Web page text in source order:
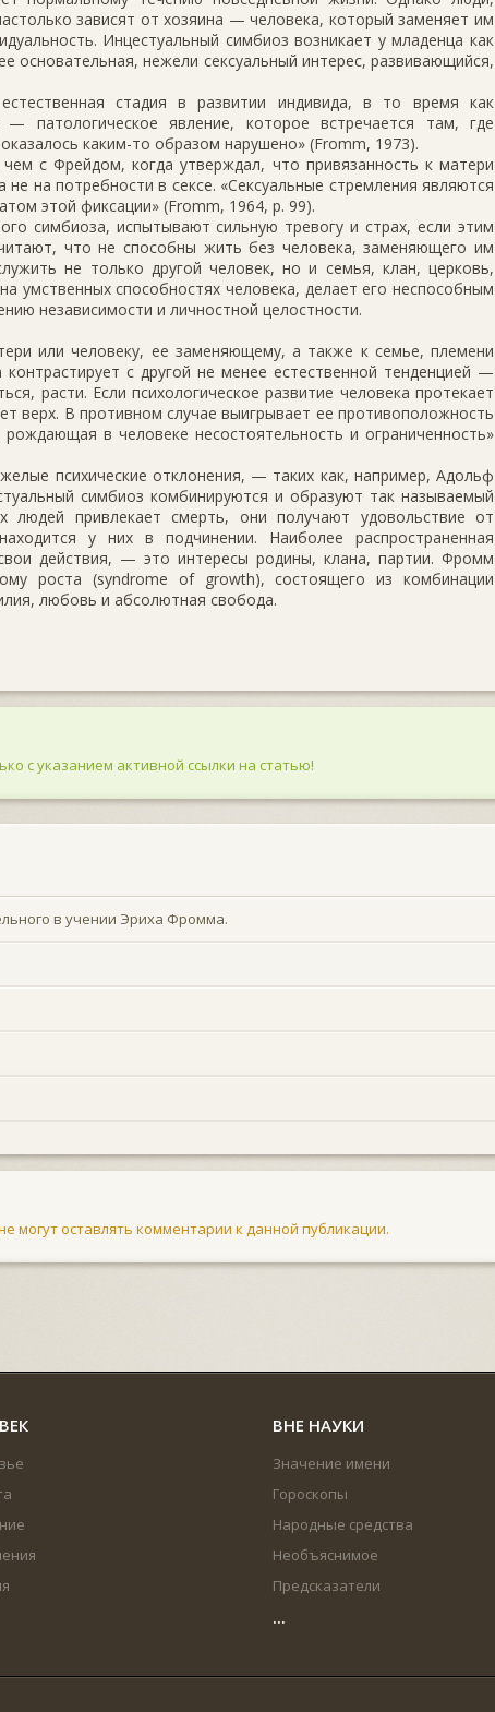
зависят от хозяина — человека, который заменяет им
Инцестуальный симбиоз возникает у младенца как
основательная, нежели сексуальный интерес, развивающийся,
стадия в развитии индивида, в то время как
— патологическое явление, которое встречается там, где
каким-то образом нарушено» (Fromm, 1973).
с Фрейдом, когда утверждал, что привязанность к матери
на потребности в сексе. «Сексуальные стремления являются
этой фиксации» (Fromm, 1964, р. 99).
симбиоза, испытывают сильную тревогу и страх, если этим
что не способны жить без человека, заменяющего им
не только другой человек, но и семья, клан, церковь,
умственных способностях человека, делает его неспособным
независимости и личностной целостности.
или человеку, ее заменяющему, а также к семье, племени
с другой не менее естественной тенденцией —
расти. Если психологическое развитие человека протекает
верх. В противном случае выигрывает ее противоположность
в человеке несостоятельность и ограниченность»
психические отклонения, — таких как, например, Адольф
симбиоз комбинируются и образуют так называемый
людей привлекает смерть, они получают удовольствие от
у них в подчинении. Наиболее распространенная
действия, — это интересы родины, клана, партии. Фромм
роста (syndrome of growth), состоящего из комбинации
любовь и абсолютная свобода.
с указанием активной ссылки на статью!
в учении Эриха Фромма.
могут оставлять комментарии к данной публикации.
ВНЕ НАУКИ
Значение имени
Гороскопы
Народные средства
Необъяснимое
Предсказатели
...